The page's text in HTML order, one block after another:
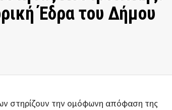
Έδρα του Δήμου
στηρίζουν την ομόφωνη απόφαση της